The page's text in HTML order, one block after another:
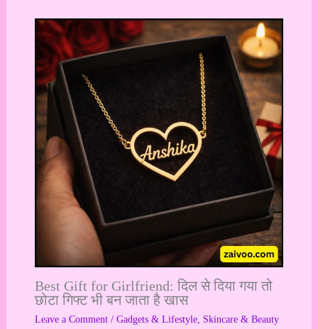
Best Gift for Girlfriend: दिल से दिया गया तो
छोटा गिफ्ट भी बन जाता है खास
Leave a Comment / Gadgets & Lifestyle, Skincare & Beauty